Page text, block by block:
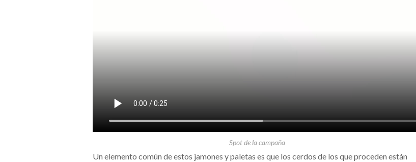
Spot de la campaña
Un elemento común de estos jamones y paletas es que los cerdos de los que proceden están